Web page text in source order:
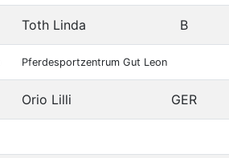
Toth Linda B
Pferdesportzentrum Gut Leon
Orio Lilli GER